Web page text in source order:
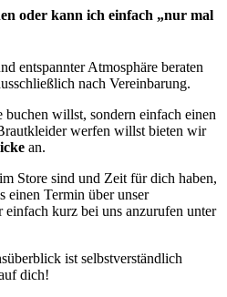
oder kann ich einfach „nur mal
entspannter Atmosphäre beraten
nach Vereinbarung.
willst, sondern einfach einen
werfen willst bieten wir
an.
Store sind und Zeit für dich haben,
einen Termin über unser
einfach kurz bei uns anzurufen unter
ist selbstverständlich
dich!